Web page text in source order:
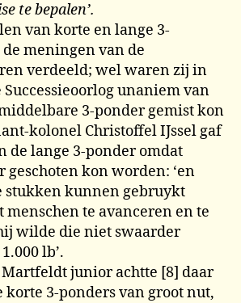
te bepalen’.
van korte en lange 3-
meningen van de
verdeeld; wel waren zij in
Successieoorlog unaniem van
3-ponder gemist kon
kolonel Christoffel IJssel gaf
de lange 3-ponder omdat
geschoten kon worden: ‘en
stukken kunnen gebruykt
te avanceren en te
wilde die niet swaarder
lb’.
junior achtte [8] daar
korte 3-ponders van groot nut,